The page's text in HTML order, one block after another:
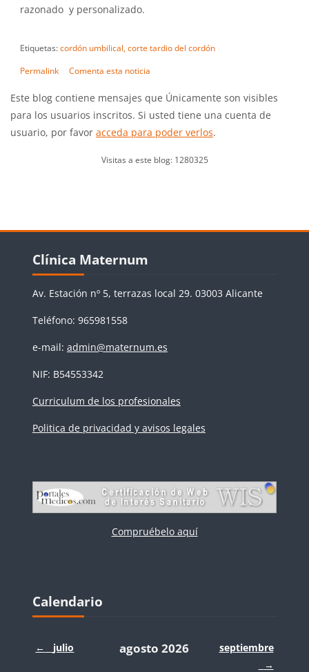
razonado y personalizado.
Etiquetas:cordón umbilical, corte tardio del cordón
Permalink Comenta esta noticia
Este blog contiene mensajes que Únicamente son visibles
para los usuarios inscritos. Si usted tiene una cuenta de
usuario, por favor acceda para poder verlos.
Visitas a este blog: 1280325
Bloques
Clínica Maternum
Av. Estación nº 5, terrazas local 29. 03003 Alicante
Teléfono: 965981558
e-mail: admin@maternum.es
NIF: B54553342
Curriculum de los profesionales
Politica de privacidad y avisos legales
Compruébelo aquí
Bloques
Calendario
← julio agosto 2026
septiembre
→